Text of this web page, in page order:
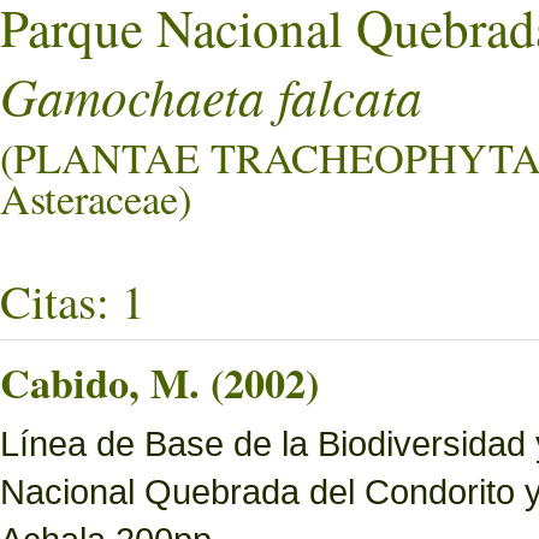
Parque Nacional
Gamochaeta falcata
(PLANTAE
Asteraceae)
Citas: 1
Cabido, M. (2002)
Línea de Base de la
Nacional Quebrada del Condorito